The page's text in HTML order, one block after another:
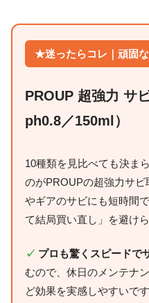
★迷ったらコレ｜頑固
PROUP 超強力 サ
ph0.8／150ml）
10種類を見比べても決ま
のがPROUPの超強力サ
やギアのサビにも短時間
て結局買い直し」を避け
✓ プロも驚くスピードで
むので、休日のメンテナ
ど効果を実感しやすいです